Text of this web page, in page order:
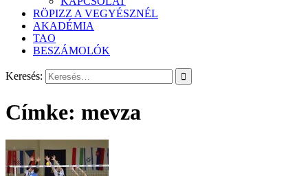
RÖPIZZ A VEGYÉSZNÉL
AKADÉMIA
TAO
BESZÁMOLÓK
Keresés:
Címke: mevza